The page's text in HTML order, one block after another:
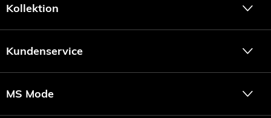
Kollektion
Kundenservice
MS Mode